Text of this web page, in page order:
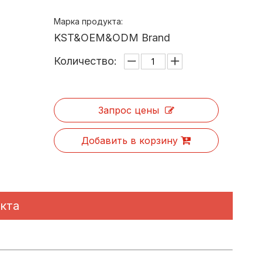
Марка продукта:
KST&OEM&ODM Brand
Количество:
Запрос цены
Добавить в корзину